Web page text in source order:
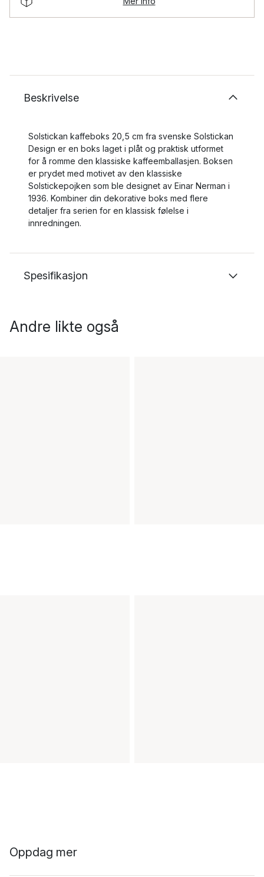
Beskrivelse
Solstickan kaffeboks 20,5 cm fra svenske Solstickan
Design er en boks laget i plåt og praktisk utformet
for å romme den klassiske kaffeemballasjen. Boksen
er prydet med motivet av den klassiske
Solstickepojken som ble designet av Einar Nerman i
1936. Kombiner din dekorative boks med flere
detaljer fra serien for en klassisk følelse i
innredningen.
Spesifikasjon
Andre likte også
Oppdag mer